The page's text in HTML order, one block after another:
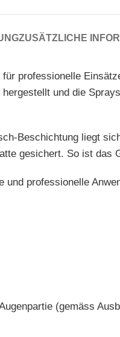
ZUSÄTZLICHE
professionelle
und die
Beschichtung liegt
gesichert. So ist das
und professionelle
(gemäss